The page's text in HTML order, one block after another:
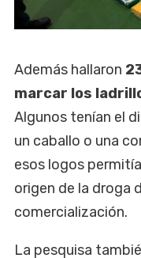
Además hallaron
marcar los
Algunos tenían el
un caballo o una
esos logos
origen de la droga
comercialización.
La pesquisa